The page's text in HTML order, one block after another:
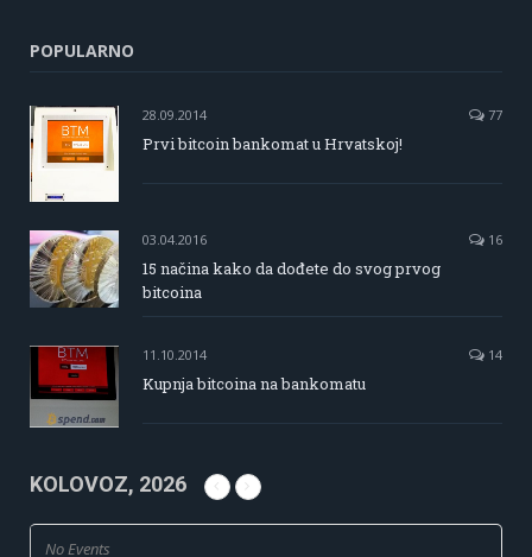
POPULARNO
28.09.2014 77
Prvi bitcoin bankomat u Hrvatskoj!
03.04.2016 16
15 načina kako da dođete do svog prvog
bitcoina
11.10.2014 14
Kupnja bitcoina na bankomatu
KOLOVOZ, 2026
No Events